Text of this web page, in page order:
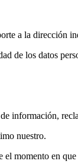
a la dirección
de los datos
información,
nuestro.
momento en